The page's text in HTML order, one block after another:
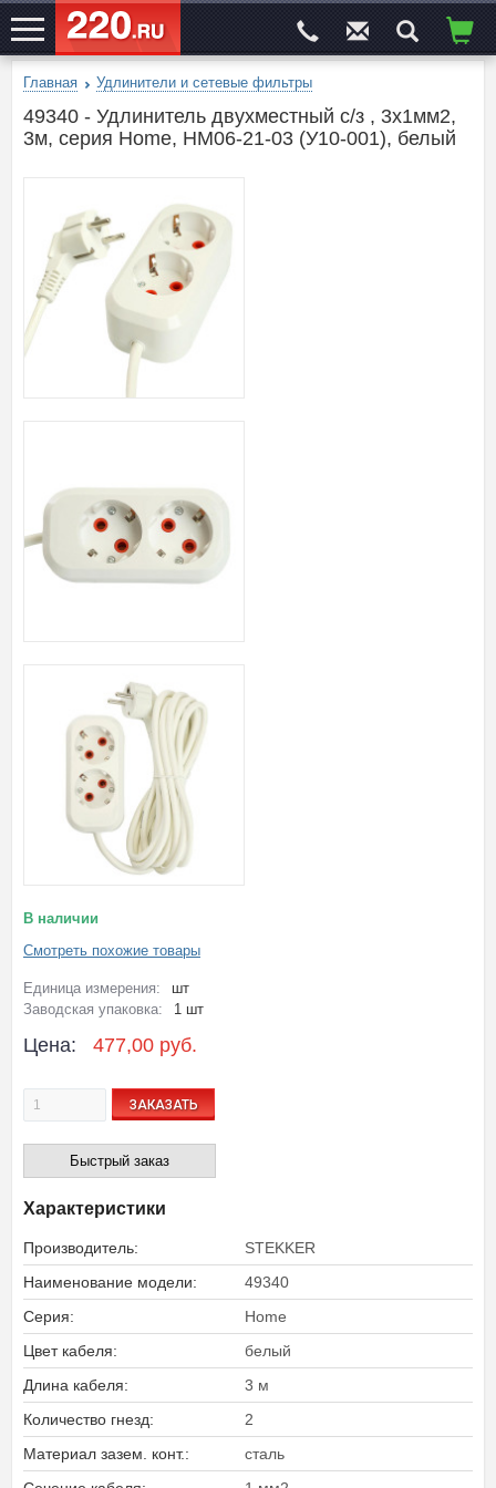
ЭЛЕКТРОСАЙТ№1
Главная Удлинители и сетевые фильтры
49340 - Удлинитель двухместный с/з , 3x1мм2,
3м, серия Home, HM06-21-03 (У10-001), белый
В наличии
Смотреть похожие товары
Единица измерения:
шт
Заводская упаковка:
1 шт
Цена: 477,00 руб.
ЗАКАЗАТЬ
Быстрый заказ
Характеристики
Производитель:
STEKKER
Наименование модели:
49340
Серия:
Home
Цвет кабеля:
белый
Длина кабеля:
3 м
Количество гнезд:
2
Материал зазем. конт.:
сталь